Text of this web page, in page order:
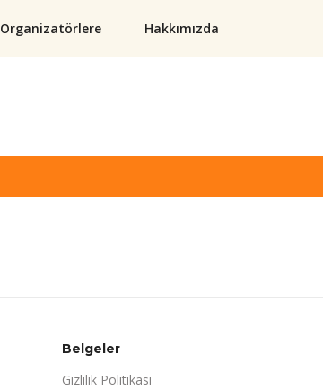
Organizatörlere Hakkımızda
Belgeler
Gizlilik Politikası